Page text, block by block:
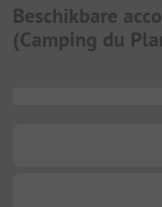
Beschikbare
(Camping du